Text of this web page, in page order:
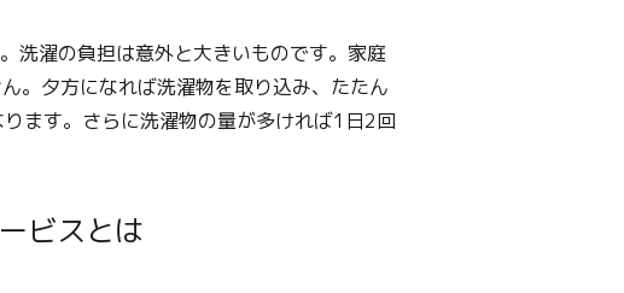
洗濯の負担は意外と大きいものです。家庭
。夕方になれば洗濯物を取り込み、たたん
ます。さらに洗濯物の量が多ければ1日2回
ビスとは